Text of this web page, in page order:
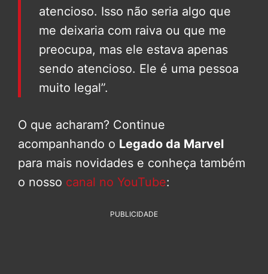
atencioso. Isso não seria algo que
me deixaria com raiva ou que me
preocupa, mas ele estava apenas
sendo atencioso. Ele é uma pessoa
muito legal”.
O que acharam? Continue
acompanhando o Legado da Marvel
para mais novidades e conheça também
o nosso canal no YouTube:
PUBLICIDADE